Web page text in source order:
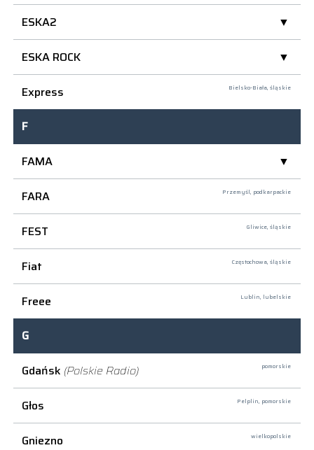
ESKA2
ESKA ROCK
Express
Bielsko-Biała, śląskie
F
FAMA
FARA
Przemyśl, podkarpackie
FEST Gliwice, śląskie
Fiat Częstochowa, śląskie
Freee Lublin, lubelskie
G
Gdańsk (Polskie Radio) pomorskie
Głos Pelplin, pomorskie
Gniezno wielkopolskie